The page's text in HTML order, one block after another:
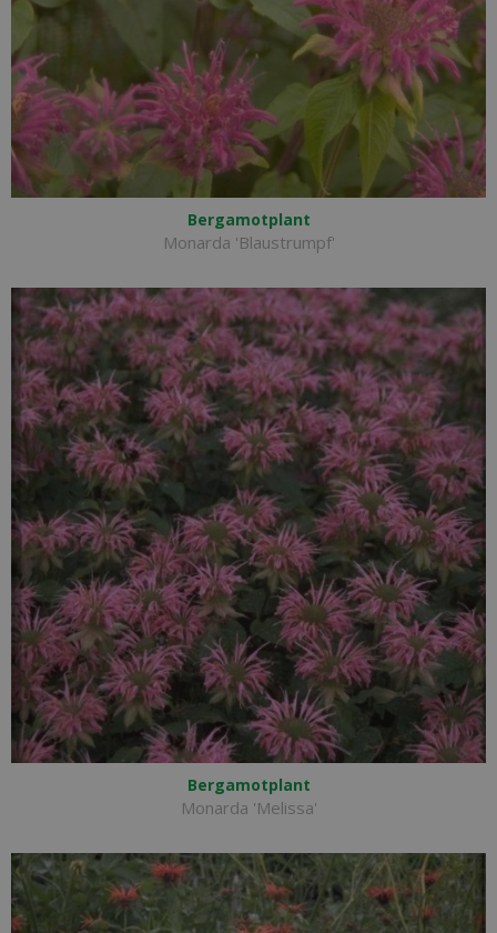
Bergamotplant
Monarda 'Blaustrumpf'
Bergamotplant
Monarda 'Melissa'